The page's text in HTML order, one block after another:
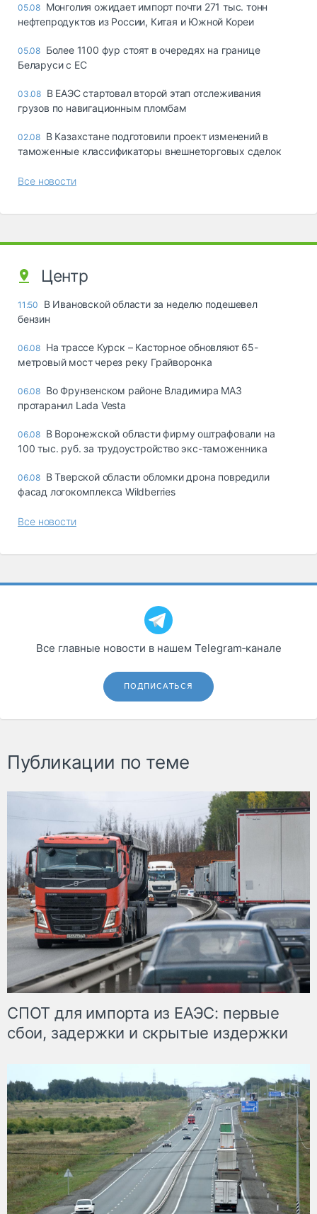
05.08 Монголия ожидает импорт почти 271 тыс. тонн
нефтепродуктов из России, Китая и Южной Кореи
05.08 Более 1100 фур стоят в очередях на границе
Беларуси с ЕС
03.08 В ЕАЭС стартовал второй этап отслеживания
грузов по навигационным пломбам
02.08 В Казахстане подготовили проект изменений в
таможенные классификаторы внешнеторговых сделок
Все новости
Центр
11:50
В Ивановской области за неделю подешевел
бензин
06.08 На трассе Курск – Касторное обновляют 65-
метровый мост через реку Грайворонка
06.08 Во Фрунзенском районе Владимира МАЗ
протаранил Lada Vesta
06.08 В Воронежской области фирму оштрафовали на
100 тыс. руб. за трудоустройство экс-таможенника
06.08 В Тверской области обломки дрона повредили
фасад логокомплекса Wildberries
Все новости
Все главные новости в нашем Telegram‑канале
ПОДПИСАТЬСЯ
Публикации по теме
СПОТ для импорта из ЕАЭС: первые
сбои, задержки и скрытые издержки